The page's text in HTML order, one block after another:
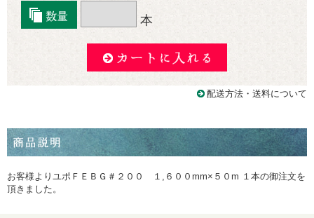
本
配送方法・送料について
お客様よりユポＦＥＢＧ＃２００ １,６００mm×５０m １本の御注文を
頂きました。